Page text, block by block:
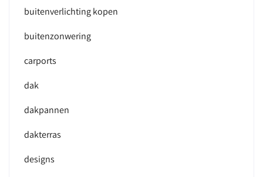
buitenverlichting kopen
buitenzonwering
carports
dak
dakpannen
dakterras
designs